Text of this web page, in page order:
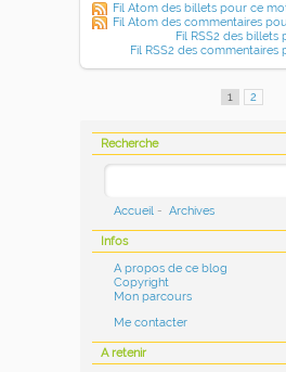
Fil Atom des billets pour ce
Fil Atom des commentaires
Fil RSS2 des
Fil RSS2 des
1 2
Recherche
Accueil - Archives
Infos
A propos de ce blog
Copyright
Mon parcours
Me contacter
A retenir